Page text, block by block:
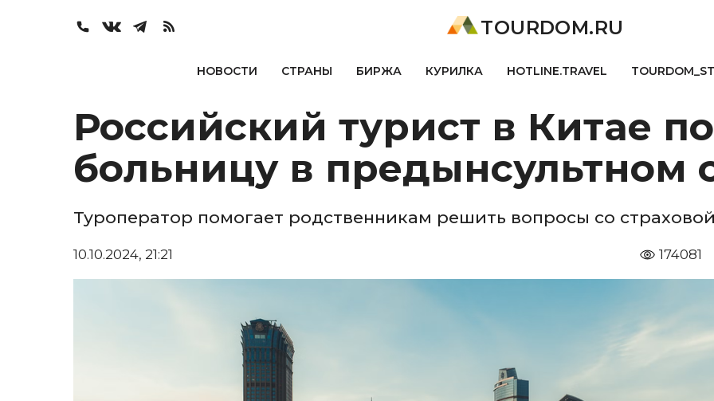
TOURDOM.RU
НОВОСТИ СТРАНЫ БИРЖА КУРИЛКА HOTLINE.TRAVEL
Российский турист в Китае
больницу в предынсультном
Туроператор помогает родственникам решить вопросы со
10.10.2024, 21:21 174081